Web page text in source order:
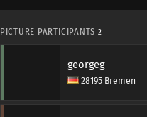
PICTURE PARTICIPANTS 2
georgeg
28195 Bremen